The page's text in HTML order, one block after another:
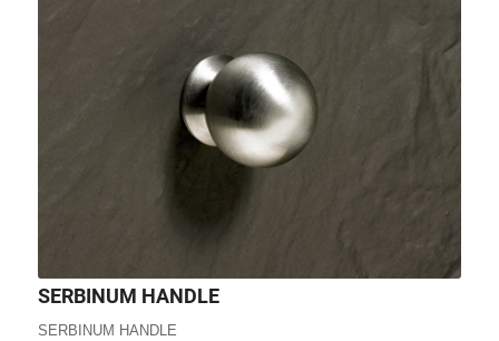
SERBINUM HANDLE
SERBINUM HANDLE